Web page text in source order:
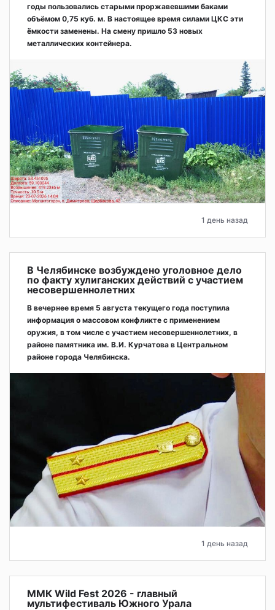
годы пользовались старыми проржавевшими баками
объёмом 0,75 куб. м. В настоящее время силами ЦКС эти
ёмкости заменены. На смену пришло 53 новых
металлических контейнера.
1 день назад
В Челябинске возбуждено уголовное дело
по факту хулиганских действий с участием
несовершеннолетних
В вечернее время 5 августа текущего года поступила
информация о массовом конфликте с применением
оружия, в том числе с участием несовершеннолетних, в
районе памятника им. В.И. Курчатова в Центральном
районе города Челябинска.
1 день назад
ММК Wild Fest 2026 - главный
мультифестиваль Южного Урала